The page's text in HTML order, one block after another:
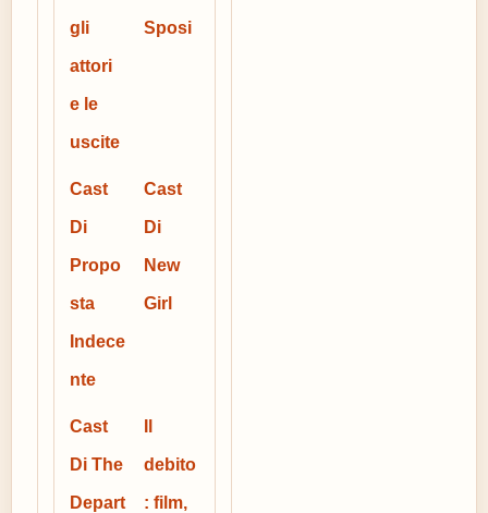
gli
attori
e le
uscite
Sposi
Cast
Di
Propo
sta
Indece
nte
Cast
Di
New
Girl
Cast
Di The
Depart
debito
: film,